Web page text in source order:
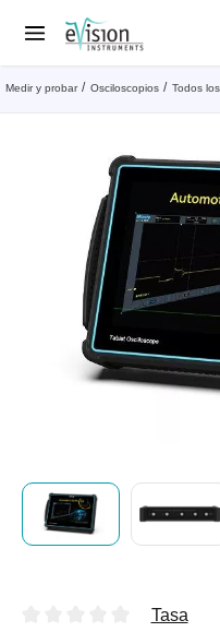
Medir y probar Osciloscopios Todos
Tasa